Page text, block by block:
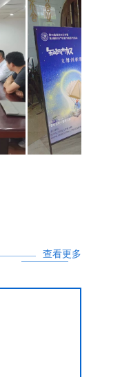
查看更多